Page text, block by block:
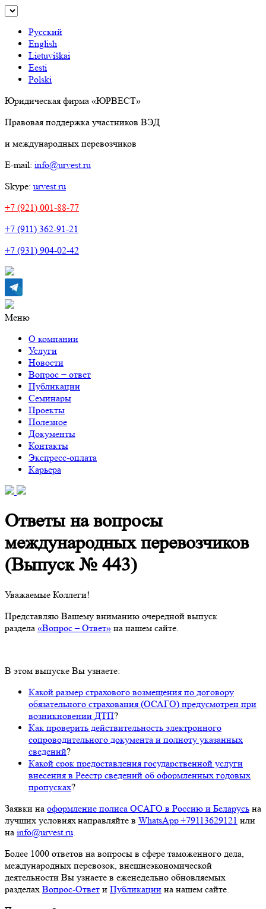
Русский
English
Lietuviškai
Eesti
Polski
Юридическая фирма «ЮРВЕСТ»
Правовая поддержка участников ВЭД
и международных перевозчиков
E-mail: info@urvest.ru
Skype: urvest.ru
+7 (921) 001-88-77
+7 (911) 362-91-21
+7 (931) 904-02-42
Меню
О компании
Услуги
Новости
Вопрос − ответ
Публикации
Семинары
Проекты
Полезное
Документы
Контакты
Экспресс-оплата
Карьера
Ответы на вопросы
международных перевозчиков
(Выпуск № 443)
Уважаемые Коллеги!
Представляю Вашему вниманию очередной выпуск
раздела «Вопрос – Ответ» на нашем сайте.
В этом выпуске Вы узнаете:
Какой размер страхового возмещения по договору
обязательного страхования (ОСАГО) предусмотрен при
возникновении ДТП?
Как проверить действительность электронного
сопроводительного документа и полноту указанных
сведений?
Какой срок предоставления государственной услуги
внесения в Реестр сведений об оформленных годовых
пропусках?
Заявки на оформление полиса ОСАГО в Россию и Беларусь на
лучших условиях направляйте в WhatsApp+79113629121 или
на info@urvest.ru.
Более 1000 ответов на вопросы в сфере таможенного дела,
международных перевозок, внешнеэкономической
деятельности Вы узнаете в еженедельно обновляемых
разделах Вопрос-Ответ и Публикации на нашем сайте.